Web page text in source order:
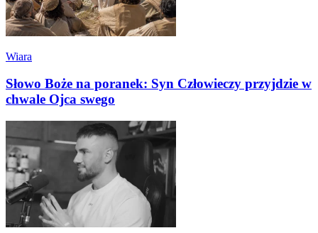
Wiara
Słowo Boże na poranek: Syn Człowieczy przyjdzie w
chwale Ojca swego